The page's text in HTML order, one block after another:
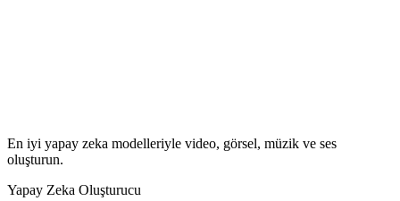
En iyi yapay zeka modelleriyle video, görsel, müzik ve ses
oluşturun.
Yapay Zeka Oluşturucu